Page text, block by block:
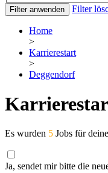
Filter anwenden Filter
Home
>
Karrierestart
>
Deggendorf
Es wurden 5 Jobs für
Ja, sendet mir bitte die